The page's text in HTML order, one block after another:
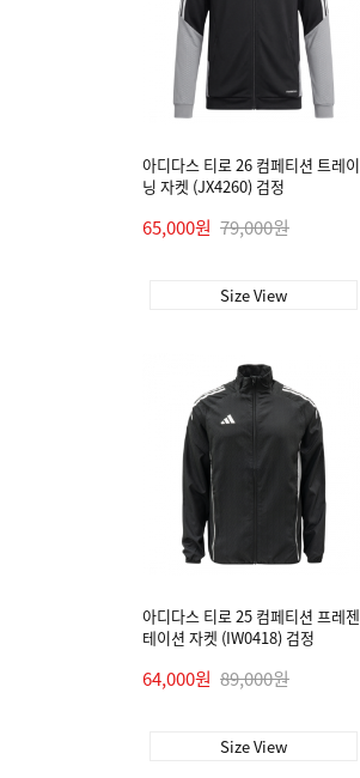
아디다스 티로 26 컴페티션 트레이
닝 자켓 (JX4260) 검정
65,000원 79,000원
Size View
아디다스 티로 25 컴페티션 프레젠
테이션 자켓 (IW0418) 검정
64,000원 89,000원
Size View